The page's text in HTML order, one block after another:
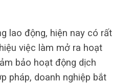
lao động, hiện nay có rất
việc làm mở ra hoạt
bảo hoạt động dịch
pháp, doanh nghiệp bắt